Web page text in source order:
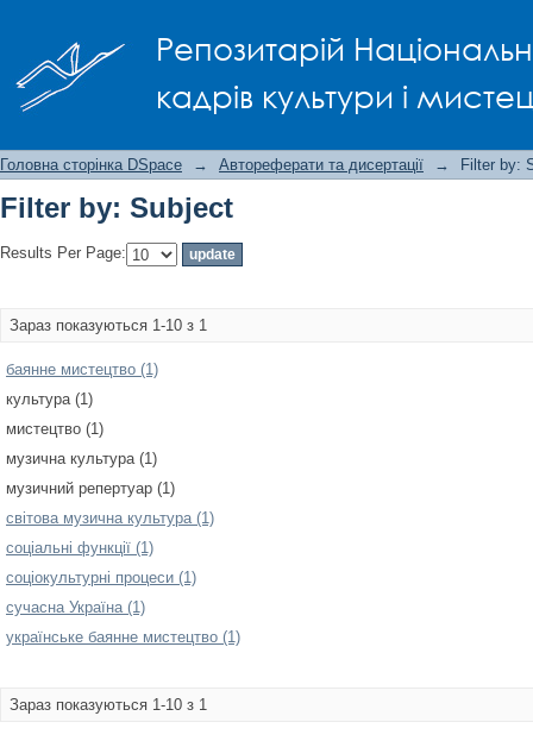
Репозитарій
кадрів культури і
Головна сторінка DSpace → Автореферати та дисертації → Filter by:
Filter by: Subject
Results Per Page:
Зараз показуються 1-10 з 1
баянне мистецтво (1)
культура (1)
мистецтво (1)
музична культура (1)
музичний репертуар (1)
світова музична культура (1)
соціальні функції (1)
соціокультурні процеси (1)
сучасна Україна (1)
українське баянне мистецтво (1)
Зараз показуються 1-10 з 1